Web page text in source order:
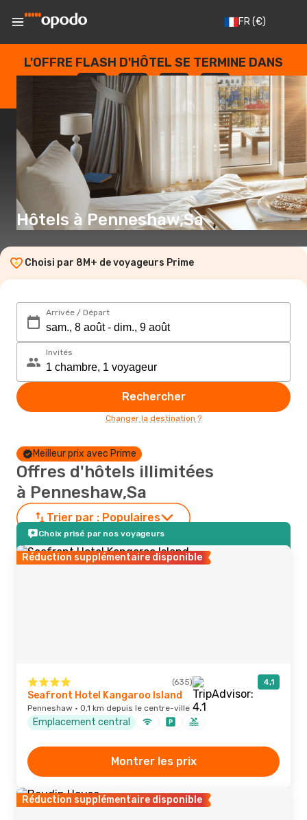
FR(€)
L'OFFRE FLASH D'HÔTEL SE TERMINE DANS
--
JOURS
: --
HEURES
: --
SECONDES
Hôtels à Penneshaw,Sa
Choisi par 8M+ de voyageurs Prime
Arrivée / Départ
Invités
Rechercher
Changer la destination ?
Meilleur prix avec Prime
Offres d'hôtels illimitées
à Penneshaw,Sa
Trier par : Populaires
Choix prisé par nos voyageurs
Réduction supplémentaire disponible
(635) 4,1
Seafront Hotel Kangaroo Island
Penneshaw · 0,1 km depuis le centre-ville
Emplacement central
Montrer les prix
Réduction supplémentaire disponible